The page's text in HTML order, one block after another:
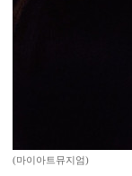
(마이아트뮤지엄)